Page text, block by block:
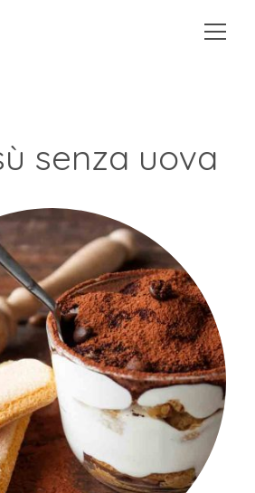
senza uova